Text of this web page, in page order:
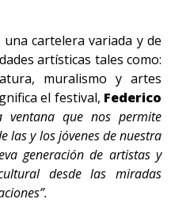
cartelera variada y de
artísticas tales como:
muralismo y artes
el festival, Federico
ventana que nos permite
las y los jóvenes de nuestra
generación de artistas y
desde las miradas